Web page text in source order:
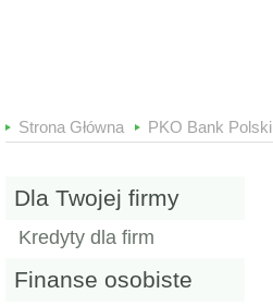
Strona Główna PKO Bank Polski
Dla Twojej firmy
Kredyty dla firm
Finanse osobiste